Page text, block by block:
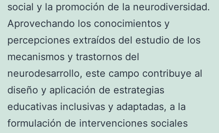
social y la promoción de la neurodiversidad.
Aprovechando los conocimientos y
percepciones extraídos del estudio de los
mecanismos y trastornos del
neurodesarrollo, este campo contribuye al
diseño y aplicación de estrategias
educativas inclusivas y adaptadas, a la
formulación de intervenciones sociales